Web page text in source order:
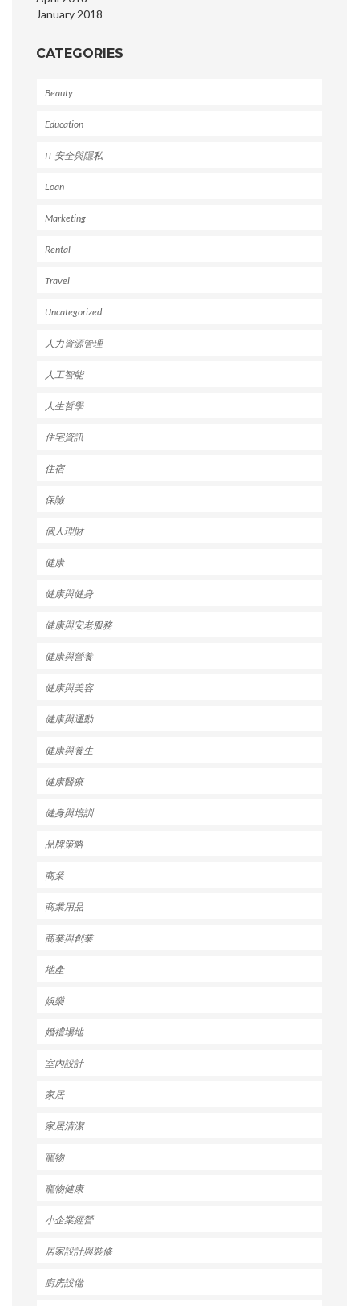
January 2018
CATEGORIES
Beauty
Education
IT 安全與隱私
Loan
Marketing
Rental
Travel
Uncategorized
人力資源管理
人工智能
人生哲學
住宅資訊
住宿
保險
個人理財
健康
健康與健身
健康與安老服務
健康與營養
健康與美容
健康與運動
健康與養生
健康醫療
健身與培訓
品牌策略
商業
商業用品
商業與創業
地產
娛樂
婚禮場地
室內設計
家居
家居清潔
寵物
寵物健康
小企業經營
居家設計與裝修
廚房設備